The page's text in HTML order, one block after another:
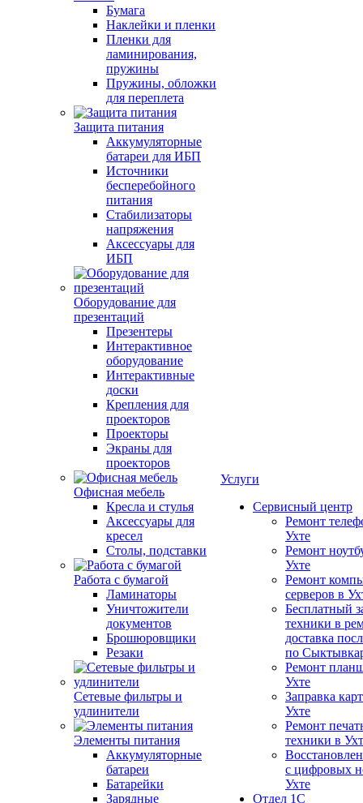
Бумага
Наклейки и пленки
Пленки для
ламинирования,
пружины
Пружины, обложки
для переплета
Защита питания
Аккумуляторные
батареи для ИБП
Источники
бесперебойного
питания
Стабилизаторы
напряжения
Аксессуары для
ИБП
Оборудование для
презентаций
Презентеры
Интерактивное
оборудование
Интерактивные
доски
Крепления для
проекторов
Проекторы
Экраны для
проекторов
Офисная мебель
Кресла и стулья
Аксессуары для
кресел
Столы, подставки
Работа с бумагой
Ламинаторы
Уничтожители
документов
Брошюровщики
Резаки
Сетевые фильтры и
удлинители
Элементы питания
Аккумуляторные
батареи
Батарейки
Зарядные
Услуги
Сервисный центр
Ремонт
Ухте
Ремонт
Ухте
Ремонт
серверов в
Бесплатный
техники в
доставка
по
Ремонт
Ухте
Заправка
Ухте
Ремонт
техники в
с цифровых
Ухте
Отдел 1С